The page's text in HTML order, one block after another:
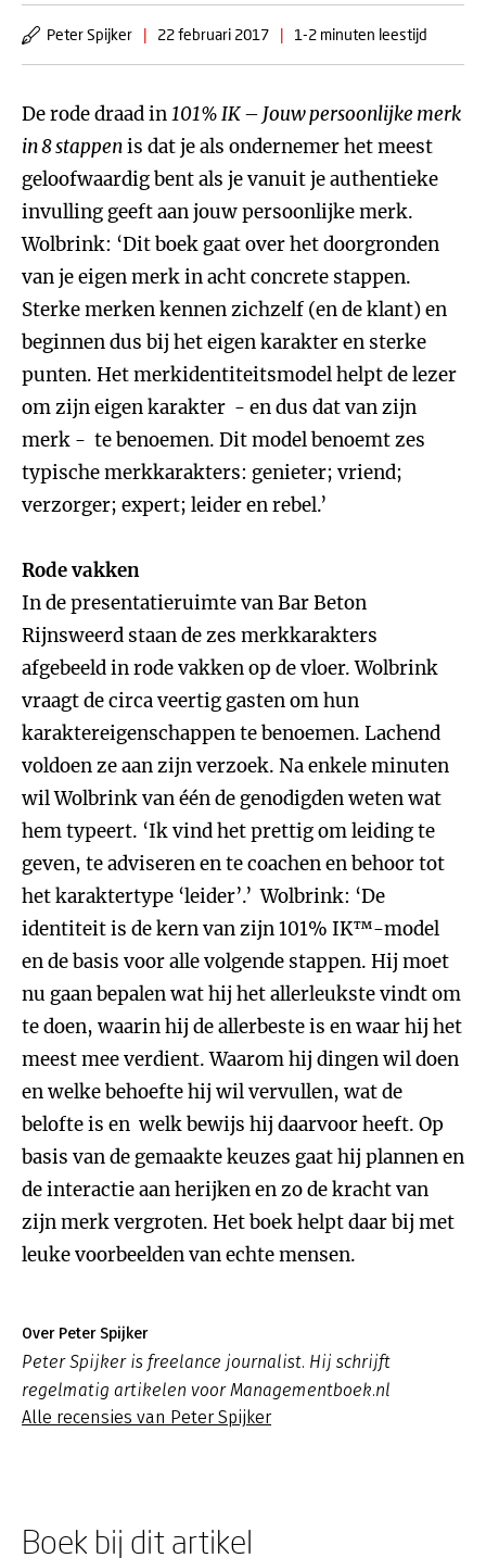
Peter Spijker | 22 februari 2017 | 1-2 minuten leestijd
De rode draad in101% IK – Jouw persoonlijke merk
in 8 stappenis dat je als ondernemer het meest
geloofwaardig bent als je vanuit je authentieke
invulling geeft aan jouw persoonlijke merk.
Wolbrink: ‘Dit boek gaat over het doorgronden
van je eigen merk in acht concrete stappen.
Sterke merken kennen zichzelf (en de klant) en
beginnen dus bij het eigen karakter en sterke
punten. Het merkidentiteitsmodel helpt de lezer
om zijn eigen karakter - en dus dat van zijn
merk - te benoemen. Dit model benoemt zes
typische merkkarakters: genieter; vriend;
verzorger; expert; leider en rebel.’
Rode vakken
In de presentatieruimte van Bar Beton
Rijnsweerd staan de zes merkkarakters
afgebeeld in rode vakken op de vloer. Wolbrink
vraagt de circa veertig gasten om hun
karaktereigenschappen te benoemen. Lachend
voldoen ze aan zijn verzoek. Na enkele minuten
wil Wolbrink van één de genodigden weten wat
hem typeert. ‘Ik vind het prettig om leiding te
geven, te adviseren en te coachen en behoor tot
het karaktertype ‘leider’.’ Wolbrink: ‘De
identiteit is de kern van zijn 101% IK™-model
en de basis voor alle volgende stappen. Hij moet
nu gaan bepalen wat hij het allerleukste vindt om
te doen, waarin hij de allerbeste is en waar hij het
meest mee verdient. Waarom hij dingen wil doen
en welke behoefte hij wil vervullen, wat de
belofte is en welk bewijs hij daarvoor heeft. Op
basis van de gemaakte keuzes gaat hij plannen en
de interactie aan herijken en zo de kracht van
zijn merk vergroten. Het boek helpt daar bij met
leuke voorbeelden van echte mensen.
Over Peter Spijker
Peter Spijker is freelance journalist. Hij schrijft
regelmatig artikelen voor Managementboek.nl
Alle recensies van Peter Spijker
Boek bij dit artikel